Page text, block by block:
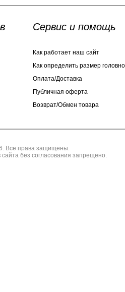
Сервис и помощь
Как работает наш сайт
Как определить размер
Оплата/Доставка
Публичная оферта
Возврат/Обмен товара
Все права защищены.
без согласования запрещено.